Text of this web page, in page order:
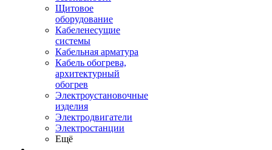
Щитовое
оборудование
Кабеленесущие
системы
Кабельная арматура
Кабель обогрева,
архитектурный
обогрев
Электроустановочные
изделия
Электродвигатели
Электростанции
Ещё